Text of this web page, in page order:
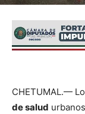
CHETUMAL.—
de salud